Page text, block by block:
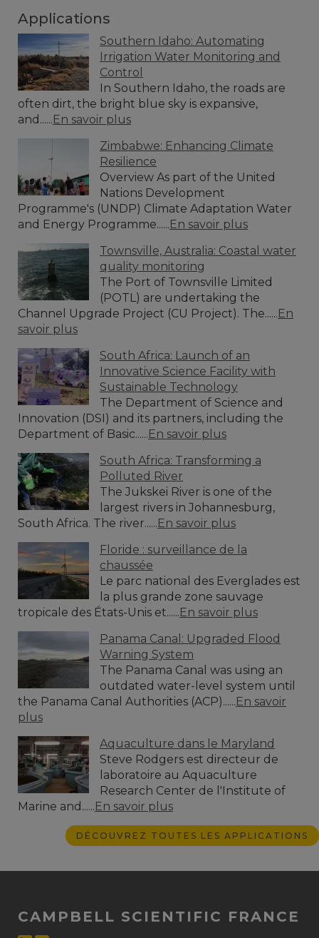
Applications
Southern Idaho: Automating
Irrigation Water Monitoring and
Control
In Southern Idaho, the roads are
often dirt, the bright blue sky is expansive,
and......En savoir plus
Zimbabwe: Enhancing Climate
Resilience
Overview As part of the United
Nations Development
Programme's (UNDP) Climate Adaptation Water
and Energy Programme......En savoir plus
Townsville, Australia: Coastal water
quality monitoring
The Port of Townsville Limited
(POTL) are undertaking the
Channel Upgrade Project (CU Project). The......En
savoir plus
South Africa: Launch of an
Innovative Science Facility with
Sustainable Technology
The Department of Science and
Innovation (DSI) and its partners, including the
Department of Basic......En savoir plus
South Africa: Transforming a
Polluted River
The Jukskei River is one of the
largest rivers in Johannesburg,
South Africa. The river......En savoir plus
Floride : surveillance de la
chaussée
Le parc national des Everglades est
la plus grande zone sauvage
tropicale des États-Unis et......En savoir plus
Panama Canal: Upgraded Flood
Warning System
The Panama Canal was using an
outdated water-level system until
the Panama Canal Authorities (ACP)......En savoir
plus
Aquaculture dans le Maryland
Steve Rodgers est directeur de
laboratoire au Aquaculture
Research Center de l'Institute of
Marine and......En savoir plus
DÉCOUVREZ TOUTES LES APPLICATIONS
CAMPBELL SCIENTIFIC FRANCE